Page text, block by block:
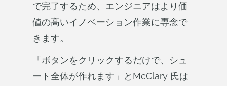
で完了するため、エンジニアはより価
値の高いイノベーション作業に専念で
きます。
「ボタンをクリックするだけで、シュ
ート全体が作れます」とMcClary 氏は